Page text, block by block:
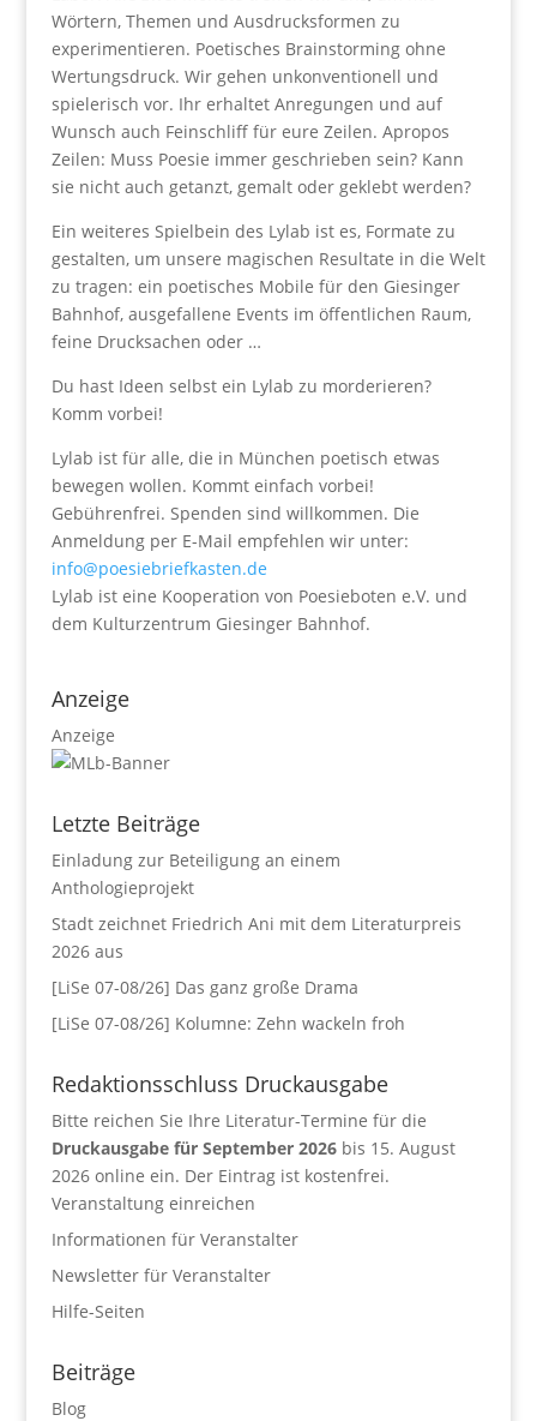
Wörtern, Themen und Ausdrucksformen zu
experimentieren. Poetisches Brainstorming ohne
Wertungsdruck. Wir gehen unkonventionell und
spielerisch vor. Ihr erhaltet Anregungen und auf
Wunsch auch Feinschliff für eure Zeilen. Apropos
Zeilen: Muss Poesie immer geschrieben sein? Kann
sie nicht auch getanzt, gemalt oder geklebt werden?
Ein weiteres Spielbein des Lylab ist es, Formate zu
gestalten, um unsere magischen Resultate in die Welt
zu tragen: ein poetisches Mobile für den Giesinger
Bahnhof, ausgefallene Events im öffentlichen Raum,
feine Drucksachen oder …
Du hast Ideen selbst ein Lylab zu morderieren?
Komm vorbei!
Lylab ist für alle, die in München poetisch etwas
bewegen wollen. Kommt einfach vorbei!
Gebührenfrei. Spenden sind willkommen. Die
Anmeldung per E-Mail empfehlen wir unter:
info@poesiebriefkasten.de
Lylab ist eine Kooperation von Poesieboten e.V. und
dem Kulturzentrum Giesinger Bahnhof.
Anzeige
Anzeige
Letzte Beiträge
Einladung zur Beteiligung an einem
Anthologieprojekt
Stadt zeichnet Friedrich Ani mit dem Literaturpreis
2026 aus
[LiSe 07-08/26] Das ganz große Drama
[LiSe 07-08/26] Kolumne: Zehn wackeln froh
Redaktionsschluss Druckausgabe
Bitte reichen Sie Ihre Literatur-Termine für die
Druckausgabe für September 2026bis 15. August
2026 online ein. Der Eintrag ist kostenfrei.
Veranstaltung einreichen
Informationen für Veranstalter
Newsletter für Veranstalter
Hilfe-Seiten
Beiträge
Blog